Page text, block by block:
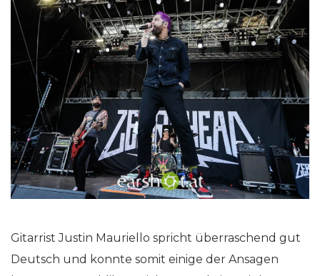
Gitarrist Justin Mauriello spricht überraschend gut
Deutsch und konnte somit einige der Ansagen